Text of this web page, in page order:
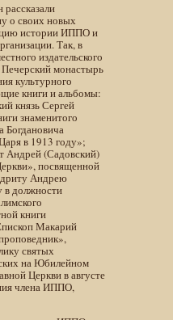
о своих новых
истории ИППО и
Так, в
издательского
монастырь
культурного
книги и альбомы:
князь Сергей
знаменитого
Богдановича
в 1913 году»;
Андрей (Садовский)
посвященной
Андрею
в должности
книги
Макарий
святых
на Юбилейном
Церкви в августе
члена ИППО,